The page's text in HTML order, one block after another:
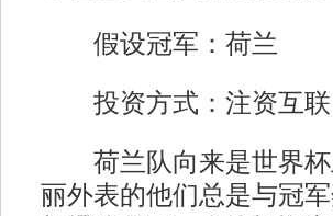
假设冠军：荷兰
投资方式：注资互联
荷兰队向来是世界杯
丽外表的他们总是与冠